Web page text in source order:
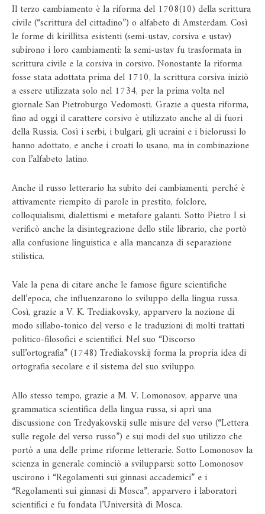
Il terzo cambiamento è la riforma del 1708(10) della scrittura
civile (“scrittura del cittadino”) o alfabeto di Amsterdam. Così
le forme di kirillitsa esistenti (semi-ustav, corsiva e ustav)
subirono i loro cambiamenti: la semi-ustav fu trasformata in
scrittura civile e la corsiva in corsivo. Nonostante la riforma
fosse stata adottata prima del 1710, la scrittura corsiva iniziò
a essere utilizzata solo nel 1734, per la prima volta nel
giornale San Pietroburgo Vedomosti. Grazie a questa riforma,
fino ad oggi il carattere corsivo è utilizzato anche al di fuori
della Russia. Così i serbi, i bulgari, gli ucraini e i bielorussi lo
hanno adottato, e anche i croati lo usano, ma in combinazione
con l’alfabeto latino.
Anche il russo letterario ha subito dei cambiamenti, perché è
attivamente riempito di parole in prestito, folclore,
colloquialismi, dialettismi e metafore galanti. Sotto Pietro I si
verificò anche la disintegrazione dello stile librario, che portò
alla confusione linguistica e alla mancanza di separazione
stilistica.
Vale la pena di citare anche le famose figure scientifiche
dell’epoca, che influenzarono lo sviluppo della lingua russa.
Così, grazie a V. K. Trediakovsky, apparvero la nozione di
modo sillabo-tonico del verso e le traduzioni di molti trattati
politico-filosofici e scientifici. Nel suo “Discorso
sull’ortografia” (1748) Trediakovskij forma la propria idea di
ortografia secolare e il sistema del suo sviluppo.
Allo stesso tempo, grazie a M. V. Lomonosov, apparve una
grammatica scientifica della lingua russa, si aprì una
discussione con Tredyakovskij sulle misure del verso (“Lettera
sulle regole del verso russo”) e sui modi del suo utilizzo che
portò a una delle prime riforme letterarie. Sotto Lomonosov la
scienza in generale cominciò a svilupparsi: sotto Lomonosov
uscirono i “Regolamenti sui ginnasi accademici” e i
“Regolamenti sui ginnasi di Mosca”, apparvero i laboratori
scientifici e fu fondata l’Università di Mosca.